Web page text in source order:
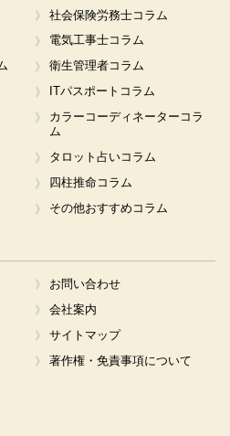
社会保険労務士コラム
電気工事士コラム
衛生管理者コラム
ITパスポートコラム
カラーコーディネーターコラ
ム
タロット占いコラム
四柱推命コラム
その他おすすめコラム
お問い合わせ
会社案内
サイトマップ
著作権・免責事項について